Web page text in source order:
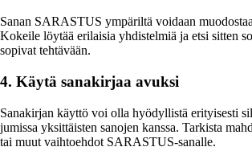
Sanan SARASTUS ympäriltä voidaan
Kokeile löytää erilaisia yhdistelmiä ja etsi sitten
sopivat tehtävään.
4. Käytä sanakirjaa avuksi
Sanakirjan käyttö voi olla hyödyllistä erityisesti
jumissa yksittäisten sanojen kanssa. Tarkista
tai muut vaihtoehdot SARASTUS-sanalle.